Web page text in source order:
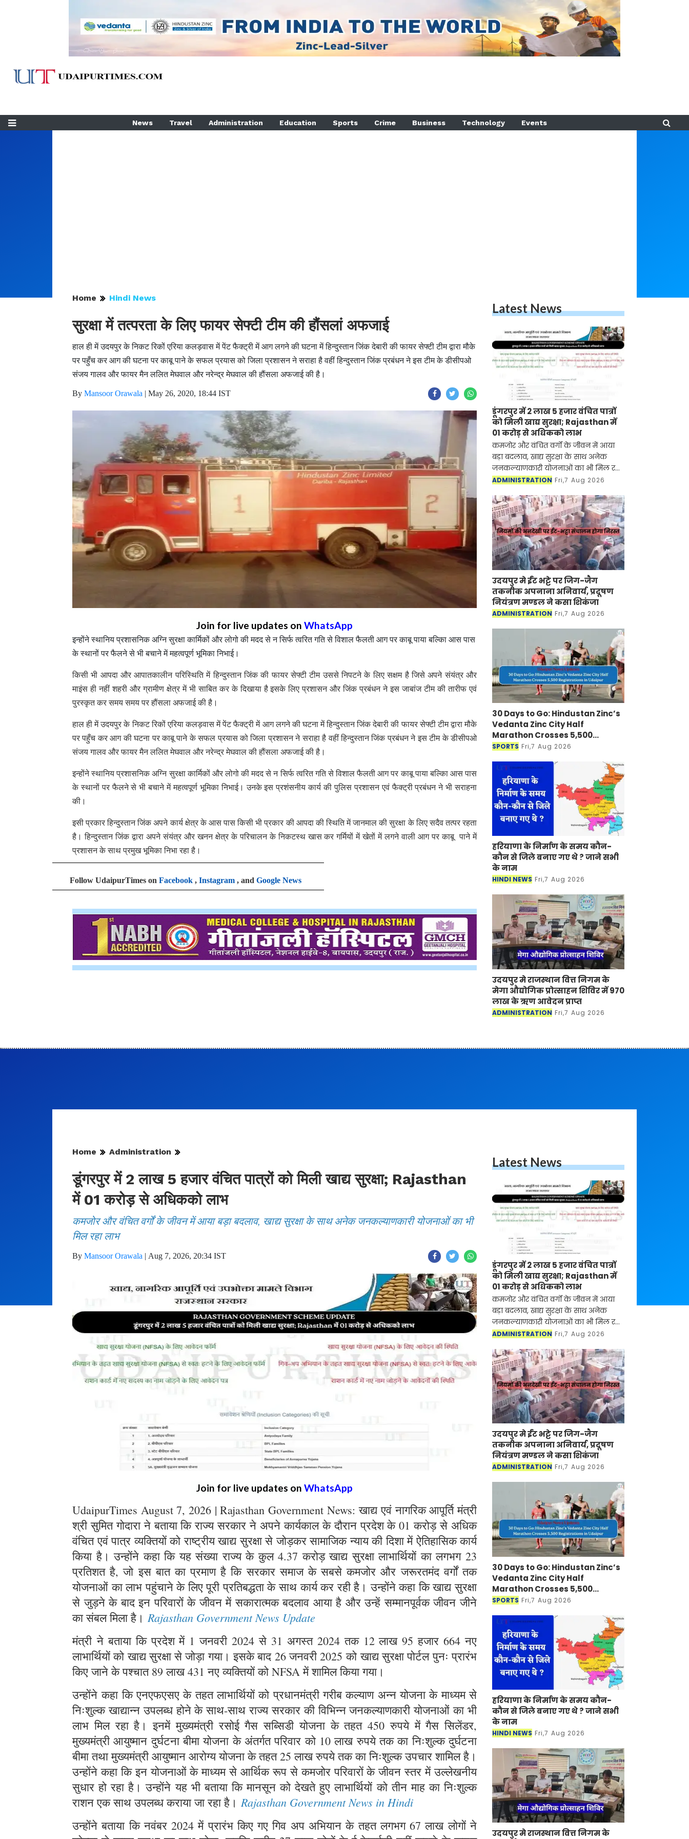
News Travel Administration Education Sports Crime Business Technology Events
Home Hindi News
सुरक्षा में तत्परता के लिए फायर सेफ्टी टीम की हौंसलां अफजाई
हाल ही में उदयपुर के निकट रिकों एरिया कलड़वास में पेंट फैक्ट्री में आग लगने की घटना में हिन्दुस्तान जिंक देबारी की फायर सेफ्टी टीम द्वारा मौके
पर पहुँच कर आग की घटना पर काबू पाने के सफल प्रयास को जिला प्रशासन ने सराहा है वहीं हिन्दुस्तान जिंक प्रबंधन ने इस टीम के डीसीपओ
संजय गालव और फायर मैन ललित मेघवाल और नरेन्द्र मेघवाल की हौंसला अफजाई की है।
By Mansoor Orawala | May 26, 2020, 18:44 IST
Join for live updates on WhatsApp
इन्होंने स्थानिय प्रशासनिक अग्नि सुरक्षा कार्मिकों और लोगो की मदद से न सिर्फ त्वरित गति से विशाल फैलती आग पर काबू पाया बल्किा आस पास
के स्थानों पर फैलने से भी बचाने में महत्वपूर्ण भूमिका निभाई।
किसी भी आपदा और आपातकालीन परिस्थिति में हिन्दुस्तान जिंक की फायर सेफ्टी टीम उससे निपटने के लिए सक्षम है जिसे अपने संयंत्र और
माइंस ही नहीं शहरी और ग्रामीण क्षेत्र में भी साबित कर के दिखाया है इसके लिए प्रशासन और जिंक प्रबंधन ने इस जाबांज टीम की तारीफ एवं
पुरस्कृत कर समय समय पर हौंसला अफजाई की है।
हाल ही में उदयपुर के निकट रिकों एरिया कलड़वास में पेंट फैक्ट्री में आग लगने की घटना में हिन्दुस्तान जिंक देबारी की फायर सेफ्टी टीम द्वारा मौके
पर पहुँच कर आग की घटना पर काबू पाने के सफल प्रयास को जिला प्रशासन ने सराहा है वहीं हिन्दुस्तान जिंक प्रबंधन ने इस टीम के डीसीपओ
संजय गालव और फायर मैन ललित मेघवाल और नरेन्द्र मेघवाल की हौंसला अफजाई की है।
इन्होंने स्थानिय प्रशासनिक अग्नि सुरक्षा कार्मिकों और लोगो की मदद से न सिर्फ त्वरित गति से विशाल फैलती आग पर काबू पाया बल्किा आस पास
के स्थानों पर फैलने से भी बचाने में महत्वपूर्ण भूमिका निभाई। उनके इस प्रशंसनीय कार्य की पुलिस प्रशासन एवं फैक्ट्री प्रबंधन ने भी सराहना
की।
इसी प्रकार हिन्दुस्तान जिंक अपने कार्य क्षेत्र के आस पास किसी भी प्रकार की आपदा की स्थिति में जानमाल की सुरक्षा के लिए सदैव तत्पर रहता
है। हिन्दुस्तान जिंक द्वारा अपने संयंत्र और खनन क्षेत्र के परिचालन के निकटस्थ खास कर गर्मियों में खेतों में लगने वाली आग पर काबू पाने में
प्रशासन के साथ प्रमुख भूमिका निभा रहा है।
Follow UdaipurTimes on Facebook , Instagram , and Google News
Latest News
डूंगरपुर में 2 लाख 5 हजार वंचित पात्रों
को मिली खाद्य सुरक्षा; Rajasthan में
01 करोड़ से अधिकको लाभ
कमजोर और वंचित वर्गों के जीवन में आया
बड़ा बदलाव, खाद्य सुरक्षा के साथ अनेक
जनकल्याणकारी योजनाओं का भी मिल रहा
लाभ
ADMINISTRATION Fri,7 Aug 2026
उदयपुर मे ईंट भट्टे पर जिग-जैग
तकनीक अपनाना अनिवार्य, प्रदूषण
नियंत्रण मण्डल ने कसा शिकंजा
ADMINISTRATION Fri,7 Aug 2026
30 Days to Go: Hindustan Zinc’s
Vedanta Zinc City Half
Marathon Crosses 5,500
Registrations in Udaipur
SPORTS Fri,7 Aug 2026
हरियाणा के निर्माण के समय कौन-
कौन से जिले बनाए गए थे ? जाने सभी
के नाम
HINDI NEWS Fri,7 Aug 2026
उदयपुर मे राजस्थान वित्त निगम के
मेगा औद्योगिक प्रोत्साहन शिविर में 970
लाख के ऋण आवेदन प्राप्त
ADMINISTRATION Fri,7 Aug 2026
Home Administration
डूंगरपुर में 2 लाख 5 हजार वंचित पात्रों को मिली खाद्य सुरक्षा; Rajasthan
में 01 करोड़ से अधिकको लाभ
कमजोर और वंचित वर्गों के जीवन में आया बड़ा बदलाव, खाद्य सुरक्षा के साथ अनेक जनकल्याणकारी योजनाओं का भी
मिल रहा लाभ
By Mansoor Orawala | Aug 7, 2026, 20:34 IST
Join for live updates on WhatsApp
UdaipurTimes August 7, 2026 | Rajasthan Government News: खाद्य एवं नागरिक आपूर्ति मंत्री
श्री सुमित गोदारा ने बताया कि राज्य सरकार ने अपने कार्यकाल के दौरान प्रदेश के 01 करोड़ से अधिक
वंचित एवं पात्र व्यक्तियों को राष्ट्रीय खाद्य सुरक्षा से जोड़कर सामाजिक न्याय की दिशा में ऐतिहासिक कार्य
किया है। उन्होंने कहा कि यह संख्या राज्य के कुल 4.37 करोड़ खाद्य सुरक्षा लाभार्थियों का लगभग 23
प्रतिशत है, जो इस बात का प्रमाण है कि सरकार समाज के सबसे कमजोर और जरूरतमंद वर्गों तक
योजनाओं का लाभ पहुंचाने के लिए पूरी प्रतिबद्धता के साथ कार्य कर रही है। उन्होंने कहा कि खाद्य सुरक्षा
से जुड़ने के बाद इन परिवारों के जीवन में सकारात्मक बदलाव आया है और उन्हें सम्मानपूर्वक जीवन जीने
का संबल मिला है। Rajasthan Government News Update
मंत्री ने बताया कि प्रदेश में 1 जनवरी 2024 से 31 अगस्त 2024 तक 12 लाख 95 हजार 664 नए
लाभार्थियों को खाद्य सुरक्षा से जोड़ा गया। इसके बाद 26 जनवरी 2025 को खाद्य सुरक्षा पोर्टल पुनः प्रारंभ
किए जाने के पश्चात 89 लाख 431 नए व्यक्तियों को NFSA में शामिल किया गया।
उन्होंने कहा कि एनएफएसए के तहत लाभार्थियों को प्रधानमंत्री गरीब कल्याण अन्न योजना के माध्यम से
निःशुल्क खाद्यान्न उपलब्ध होने के साथ-साथ राज्य सरकार की विभिन्न जनकल्याणकारी योजनाओं का भी
लाभ मिल रहा है। इनमें मुख्यमंत्री रसोई गैस सब्सिडी योजना के तहत 450 रुपये में गैस सिलेंडर,
मुख्यमंत्री आयुष्मान दुर्घटना बीमा योजना के अंतर्गत परिवार को 10 लाख रुपये तक का निःशुल्क दुर्घटना
बीमा तथा मुख्यमंत्री आयुष्मान आरोग्य योजना के तहत 25 लाख रुपये तक का निःशुल्क उपचार शामिल है।
उन्होंने कहा कि इन योजनाओं के माध्यम से आर्थिक रूप से कमजोर परिवारों के जीवन स्तर में उल्लेखनीय
सुधार हो रहा है। उन्होंने यह भी बताया कि मानसून को देखते हुए लाभार्थियों को तीन माह का निःशुल्क
राशन एक साथ उपलब्ध कराया जा रहा है। Rajasthan Government News in Hindi
उन्होंने बताया कि नवंबर 2024 में प्रारंभ किए गए गिव अप अभियान के तहत लगभग 67 लाख लोगों ने
Latest News
डूंगरपुर में 2 लाख 5 हजार वंचित पात्रों
को मिली खाद्य सुरक्षा; Rajasthan में
01 करोड़ से अधिकको लाभ
कमजोर और वंचित वर्गों के जीवन में आया
बड़ा बदलाव, खाद्य सुरक्षा के साथ अनेक
जनकल्याणकारी योजनाओं का भी मिल रहा
लाभ
ADMINISTRATION Fri,7 Aug 2026
उदयपुर मे ईंट भट्टे पर जिग-जैग
तकनीक अपनाना अनिवार्य, प्रदूषण
नियंत्रण मण्डल ने कसा शिकंजा
ADMINISTRATION Fri,7 Aug 2026
30 Days to Go: Hindustan Zinc’s
Vedanta Zinc City Half
Marathon Crosses 5,500
Registrations in Udaipur
SPORTS Fri,7 Aug 2026
हरियाणा के निर्माण के समय कौन-
कौन से जिले बनाए गए थे ? जाने सभी
के नाम
HINDI NEWS Fri,7 Aug 2026
उदयपुर मे राजस्थान वित्त निगम के